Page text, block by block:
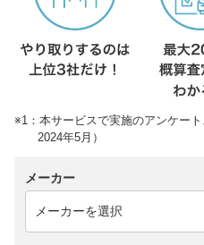
※1：本サービスで実施のアンケー
2024年5月）
メーカー